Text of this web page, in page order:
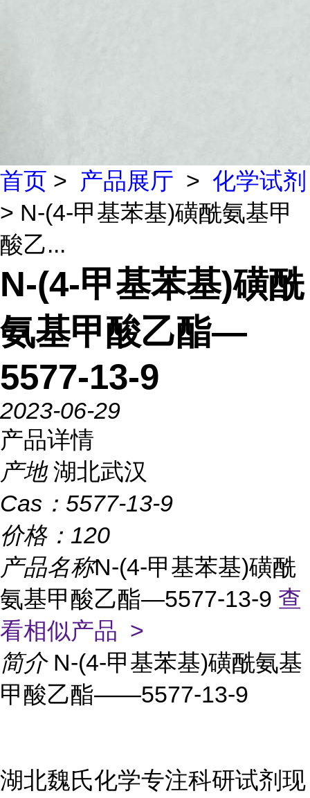
首页 > 产品展厅 > 化学试剂
> N-(4-甲基苯基)磺酰氨基甲
酸乙...
N-(4-甲基苯基)磺酰
氨基甲酸乙酯—
5577-13-9
2023-06-29
产品详情
产地 湖北武汉
Cas： 5577-13-9
价格： 120
产品名称N-(4-甲基苯基)磺酰
氨基甲酸乙酯—5577-13-9 查
看相似产品 >
简介 N-(4-甲基苯基)磺酰氨基
甲酸乙酯——5577-13-9
湖北魏氏化学专注科研试剂现